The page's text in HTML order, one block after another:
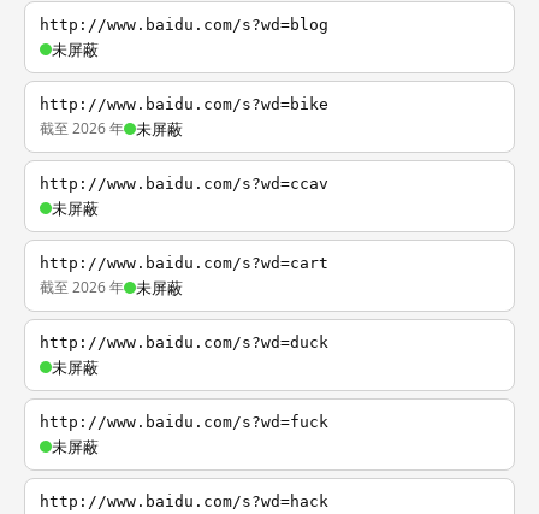
http://www.baidu.com/s?wd=blog
未屏蔽
http://www.baidu.com/s?wd=bike
截至 2026 年 未屏蔽
http://www.baidu.com/s?wd=ccav
未屏蔽
http://www.baidu.com/s?wd=cart
截至 2026 年 未屏蔽
http://www.baidu.com/s?wd=duck
未屏蔽
http://www.baidu.com/s?wd=fuck
未屏蔽
http://www.baidu.com/s?wd=hack